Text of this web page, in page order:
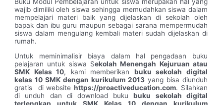
Buku Modul Pembelajaran untuk siswa merupakan hal yang
wajib dimiliki oleh siswa sehingga memudahkan siswa dalam
mempelajari materi baik yang dijelaskan di sekolah oleh
bapak dan ibu guru maupun sebagai sarana mempermudah
siswa dalam mengulang kembali materi sudah dijelaskan di
rumah.
Untuk meminimalisir biaya dalam hal pengadaan buku
pelajaran untuk siswa Sekolah Menengah Kejuruan atau
SMK Kelas 10, kami memberikan buku sekolah digital
kelas 10 SMK dengan kurikulum 2013 yang bisa diunduh
gratis di websitehttps://proactiveducation.com. Silahkan
di unduh dan di download bukubuku sekolah digital